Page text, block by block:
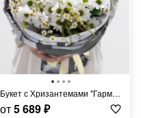
Букет с Хризантемами "Гармония Природы"
от5 689₽